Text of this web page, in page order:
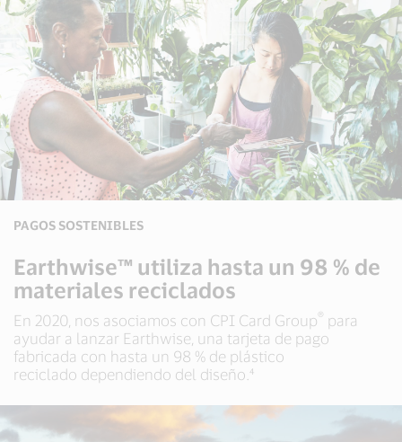
PAGOS SOSTENIBLES
Earthwise™ utiliza hasta un 98 % de
materiales reciclados
En 2020, nos asociamos con CPI Card Group ® para
ayudar a lanzar Earthwise, una tarjeta de pago
fabricada con hasta un 98 % de plástico
reciclado dependiendo del diseño.⁴